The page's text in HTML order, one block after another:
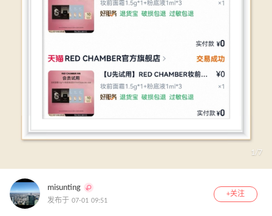
1/7
misunting
发布于 07-01 09:51
+关注